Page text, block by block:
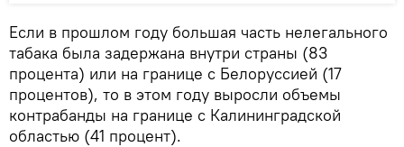
Если в прошлом году большая часть нелегального
табака была задержана внутри страны (83
процента) или на границе с Белоруссией (17
процентов), то в этом году выросли объемы
контрабанды на границе с Калининградской
областью (41 процент).